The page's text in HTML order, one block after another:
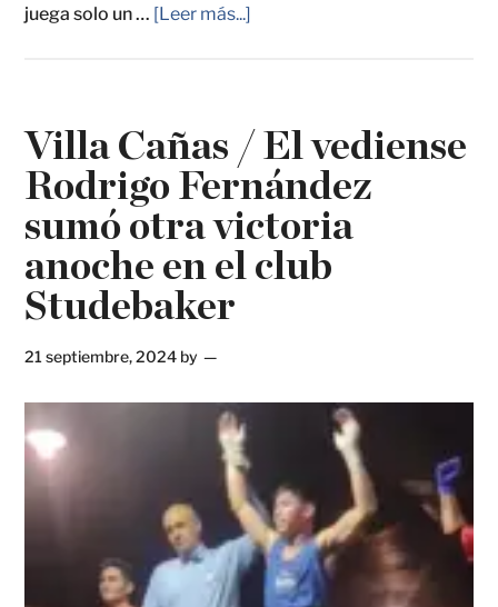
juega solo un … [Leer más...]
Villa Cañas / El vediense
Rodrigo Fernández
sumó otra victoria
anoche en el club
Studebaker
21 septiembre, 2024 by